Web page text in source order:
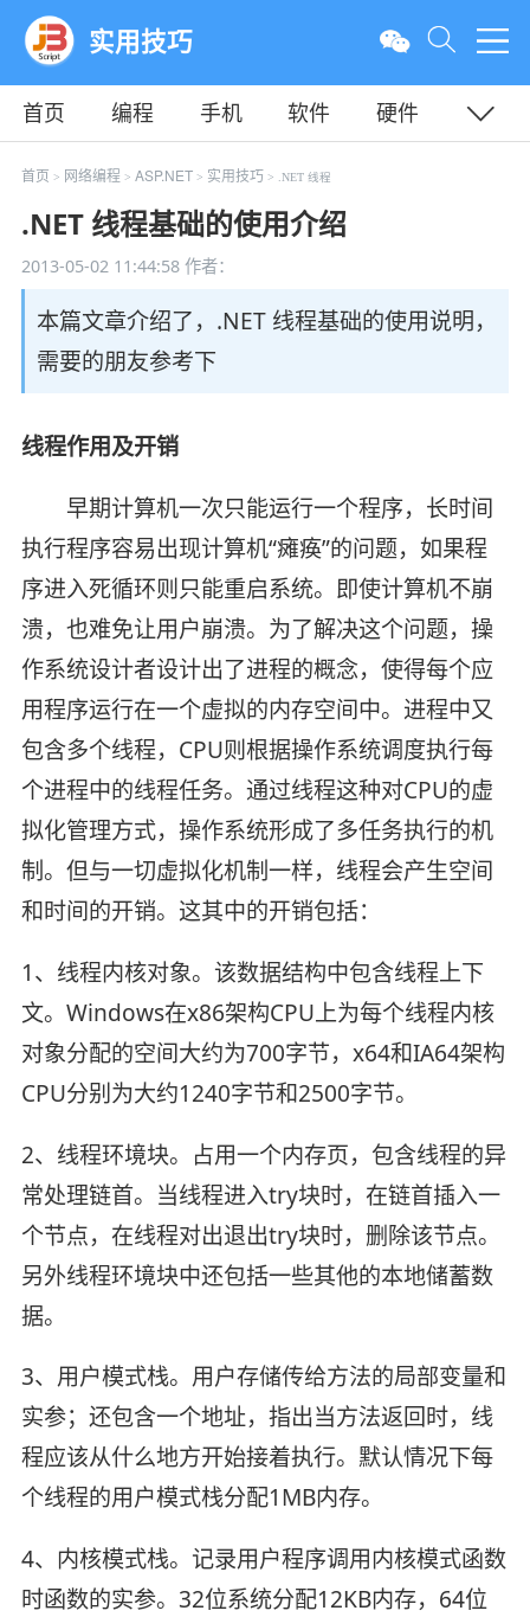
实用技巧
首页 编程 手机 软件
硬件
教程
平面 服务器
首页 > 网络编程 > ASP.NET > 实用技巧 > .NET 线程
.NET 线程基础的使用介绍
2013-05-02 11:44:58作者：
本篇文章介绍了，.NET 线程基础的使用说明，
需要的朋友参考下
线程作用及开销
早期计算机一次只能运行一个程序，长时间
执行程序容易出现计算机“瘫痪”的问题，如果程
序进入死循环则只能重启系统。即使计算机不崩
溃，也难免让用户崩溃。为了解决这个问题，操
作系统设计者设计出了进程的概念，使得每个应
用程序运行在一个虚拟的内存空间中。进程中又
包含多个线程，CPU则根据操作系统调度执行每
个进程中的线程任务。通过线程这种对CPU的虚
拟化管理方式，操作系统形成了多任务执行的机
制。但与一切虚拟化机制一样，线程会产生空间
和时间的开销。这其中的开销包括：
1、线程内核对象。该数据结构中包含线程上下
文。Windows在x86架构CPU上为每个线程内核
对象分配的空间大约为700字节，x64和IA64架构
CPU分别为大约1240字节和2500字节。
2、线程环境块。占用一个内存页，包含线程的异
常处理链首。当线程进入try块时，在链首插入一
个节点，在线程对出退出try块时，删除该节点。
另外线程环境块中还包括一些其他的本地储蓄数
据。
3、用户模式栈。用户存储传给方法的局部变量和
实参；还包含一个地址，指出当方法返回时，线
程应该从什么地方开始接着执行。默认情况下每
个线程的用户模式栈分配1MB内存。
4、内核模式栈。记录用户程序调用内核模式函数
时函数的实参。32位系统分配12KB内存，64位